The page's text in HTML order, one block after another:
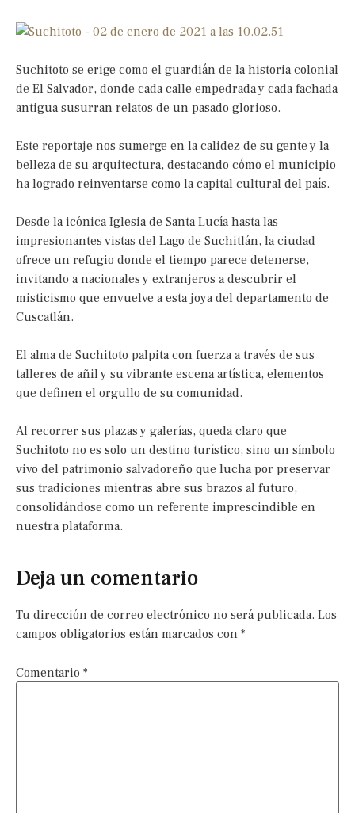
Suchitoto se erige como el guardián de la historia colonial
de El Salvador, donde cada calle empedrada y cada fachada
antigua susurran relatos de un pasado glorioso.
Este reportaje nos sumerge en la calidez de su gente y la
belleza de su arquitectura, destacando cómo el municipio
ha logrado reinventarse como la capital cultural del país.
Desde la icónica Iglesia de Santa Lucía hasta las
impresionantes vistas del Lago de Suchitlán, la ciudad
ofrece un refugio donde el tiempo parece detenerse,
invitando a nacionales y extranjeros a descubrir el
misticismo que envuelve a esta joya del departamento de
Cuscatlán.
El alma de Suchitoto palpita con fuerza a través de sus
talleres de añil y su vibrante escena artística, elementos
que definen el orgullo de su comunidad.
Al recorrer sus plazas y galerías, queda claro que
Suchitoto no es solo un destino turístico, sino un símbolo
vivo del patrimonio salvadoreño que lucha por preservar
sus tradiciones mientras abre sus brazos al futuro,
consolidándose como un referente imprescindible en
nuestra plataforma.
Deja un comentario
Tu dirección de correo electrónico no será publicada. Los
campos obligatorios están marcados con *
Comentario *